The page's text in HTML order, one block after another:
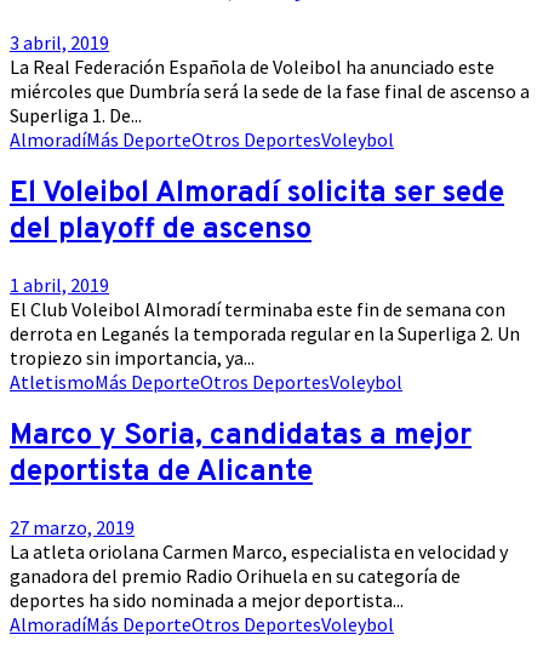
3 abril, 2019
La Real Federación Española de Voleibol ha anunciado este
miércoles que Dumbría será la sede de la fase final de ascenso a
Superliga 1. De...
AlmoradíMás DeporteOtros DeportesVoleybol
El Voleibol Almoradí solicita ser sede
del playoff de ascenso
1 abril, 2019
El Club Voleibol Almoradí terminaba este fin de semana con
derrota en Leganés la temporada regular en la Superliga 2. Un
tropiezo sin importancia, ya...
AtletismoMás DeporteOtros DeportesVoleybol
Marco y Soria, candidatas a mejor
deportista de Alicante
27 marzo, 2019
La atleta oriolana Carmen Marco, especialista en velocidad y
ganadora del premio Radio Orihuela en su categoría de
deportes ha sido nominada a mejor deportista...
AlmoradíMás DeporteOtros DeportesVoleybol